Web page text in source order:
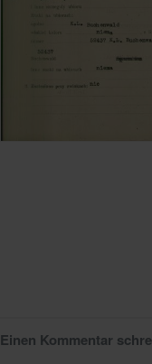
Einen Kommentar